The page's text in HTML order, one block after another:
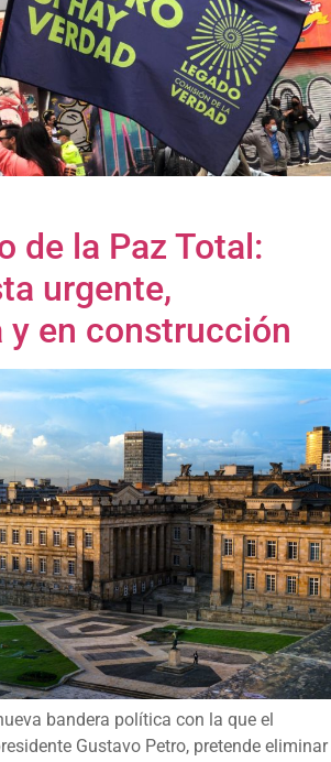
de la Paz Total:
urgente,
y en construcción
bandera política con la que el
Gustavo Petro, pretende eliminar